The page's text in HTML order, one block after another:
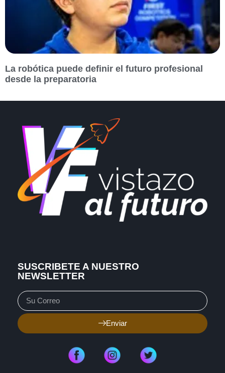
La robótica puede definir el futuro profesional
desde la preparatoria
SUSCRIBETE A NUESTRO
NEWSLETTER
Enviar